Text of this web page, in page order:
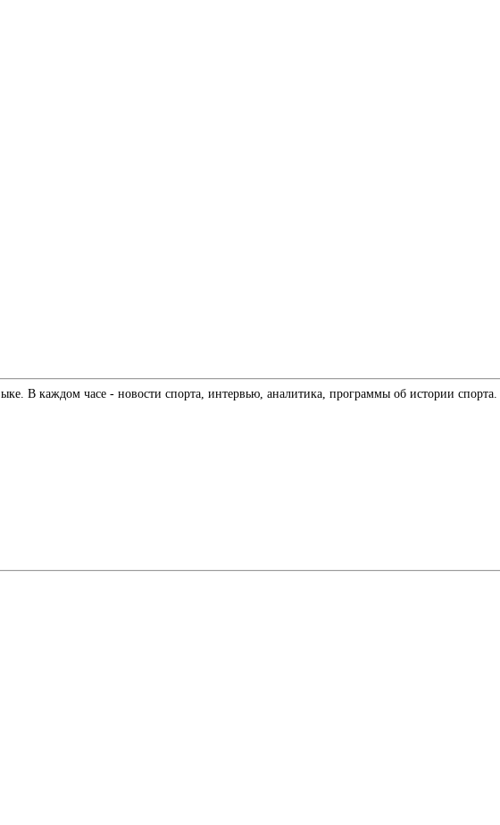
В каждом часе - новости спорта, интервью, аналитика, программы об истории